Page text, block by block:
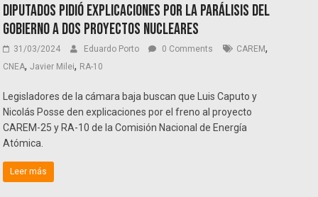
Diputados pidió explicaciones por la parálisis del
Gobierno a dos proyectos nucleares
31/03/2024 Eduardo Porto 0 Comments CAREM,
CNEA,Javier Milei, RA-10
Legisladores de la cámara baja buscan que Luis Caputo y
Nicolás Posse den explicaciones por el freno al proyecto
CAREM-25 y RA-10 de la Comisión Nacional de Energía
Atómica.
Leer más